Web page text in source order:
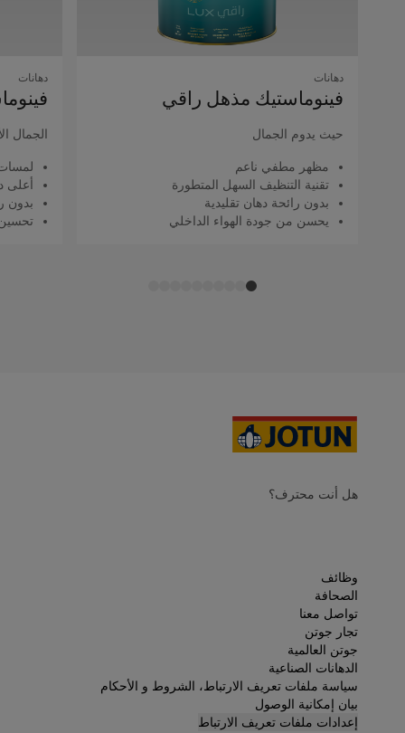
دهانات
فينوماستيك مذهل راقي
حيث يدوم الجمال
مظهر مطفي ناعم
تقنية التنظيف السهل المتطورة
بدون رائحة دهان تقليدية
يحسن من جودة الهواء الداخلي
دهانات
الجمال
أعلى
بدون
هل أنت محترف؟
وظائف
الصحافة
تواصل معنا
تجار جوتن
جوتن العالمية
الدهانات الصناعية
سياسة ملفات تعريف الارتباط، الشروط و الأحكام
بيان إمكانية الوصول
إعدادات ملفات تعريف الارتباط